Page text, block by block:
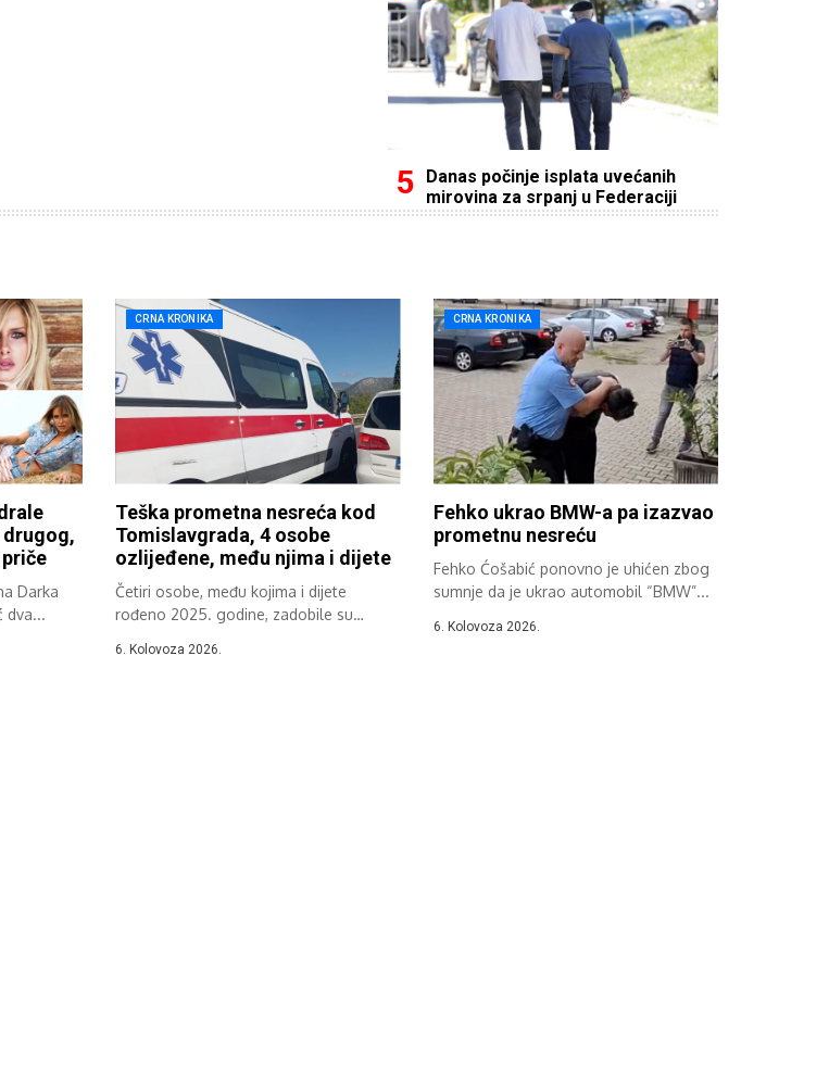
Danas počinje isplata uvećanih
mirovina za srpanj u Federaciji
Darka
dva...
CRNA KRONIKA
Teška prometna nesreća kod
Tomislavgrada, 4 osobe
ozlijeđene, među njima i dijete
Četiri osobe, među kojima i dijete
rođeno 2025. godine, zadobile su
6. Kolovoza 2026.
CRNA KRONIKA
Fehko ukrao BMW-a pa izazvao
prometnu nesreću
Fehko Ćošabić ponovno je uhićen zbog
sumnje da je ukrao automobil “BMW”...
6. Kolovoza 2026.